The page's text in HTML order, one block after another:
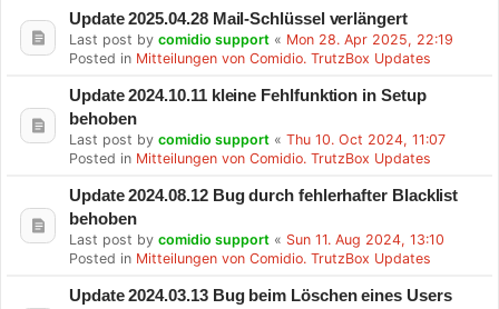
Update 2025.04.28 Mail-Schlüssel verlängert
Last post by comidio support « Mon 28. Apr 2025, 22:19
Posted in Mitteilungen von Comidio. TrutzBox Updates
Update 2024.10.11 kleine Fehlfunktion in Setup
behoben
Last post by comidio support « Thu 10. Oct 2024, 11:07
Posted in Mitteilungen von Comidio. TrutzBox Updates
Update 2024.08.12 Bug durch fehlerhafter Blacklist
behoben
Last post by comidio support « Sun 11. Aug 2024, 13:10
Posted in Mitteilungen von Comidio. TrutzBox Updates
Update 2024.03.13 Bug beim Löschen eines Users